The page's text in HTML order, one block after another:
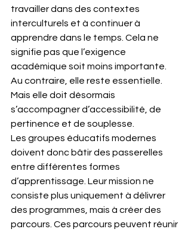
travailler dans des contextes
interculturels et à continuer à
apprendre dans le temps. Cela ne
signifie pas que l’exigence
académique soit moins importante.
Au contraire, elle reste essentielle.
Mais elle doit désormais
s’accompagner d’accessibilité, de
pertinence et de souplesse.
Les groupes éducatifs modernes
doivent donc bâtir des passerelles
entre différentes formes
d’apprentissage. Leur mission ne
consiste plus uniquement à délivrer
des programmes, mais à créer des
parcours. Ces parcours peuvent réunir